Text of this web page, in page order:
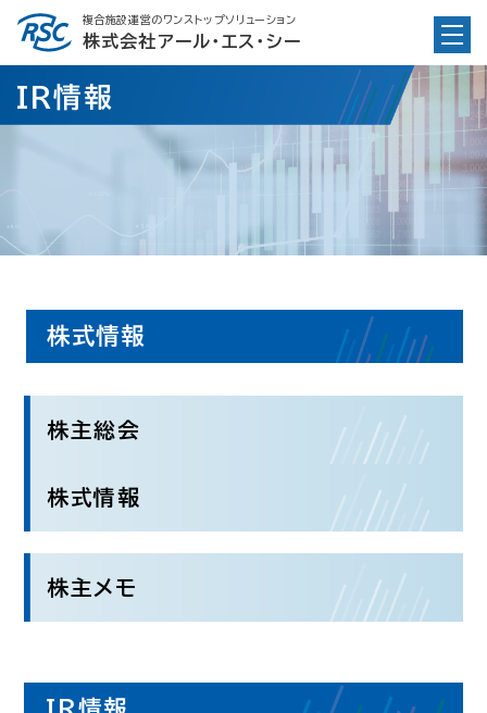
Skip
content
複合施設運営のワンストップソリューション
株式会社アール・エス・シー
IR情報
株式情報
株主総会
株式情報
株主メモ
IR情報